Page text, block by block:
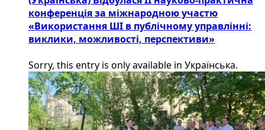
конференція за міжнародною участю
«Використання ШІ в публічному управлінні:
виклики, можливості, перспективи»
Sorry, this entry is only available in Українська.